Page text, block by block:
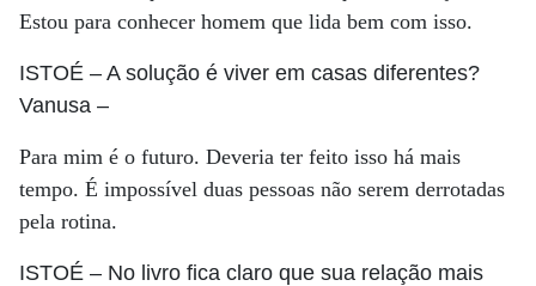
Estou para conhecer homem que lida bem com isso.
ISTOÉ – A solução é viver em casas diferentes?
Vanusa –
Para mim é o futuro. Deveria ter feito isso há mais
tempo. É impossível duas pessoas não serem derrotadas
pela rotina.
ISTOÉ – No livro fica claro que sua relação mais